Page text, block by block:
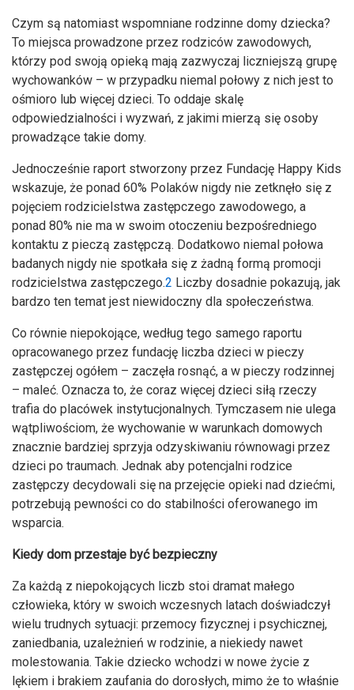
Czym są natomiast wspomniane rodzinne domy dziecka?
To miejsca prowadzone przez rodziców zawodowych,
którzy pod swoją opieką mają zazwyczaj liczniejszą grupę
wychowanków – w przypadku niemal połowy z nich jest to
ośmioro lub więcej dzieci. To oddaje skalę
odpowiedzialności i wyzwań, z jakimi mierzą się osoby
prowadzące takie domy.
Jednocześnie raport stworzony przez Fundację Happy Kids
wskazuje, że ponad 60% Polaków nigdy nie zetknęło się z
pojęciem rodzicielstwa zastępczego zawodowego, a
ponad 80% nie ma w swoim otoczeniu bezpośredniego
kontaktu z pieczą zastępczą. Dodatkowo niemal połowa
badanych nigdy nie spotkała się z żadną formą promocji
rodzicielstwa zastępczego.2 Liczby dosadnie pokazują, jak
bardzo ten temat jest niewidoczny dla społeczeństwa.
Co równie niepokojące, według tego samego raportu
opracowanego przez fundację liczba dzieci w pieczy
zastępczej ogółem – zaczęła rosnąć, a w pieczy rodzinnej
– maleć. Oznacza to, że coraz więcej dzieci siłą rzeczy
trafia do placówek instytucjonalnych. Tymczasem nie ulega
wątpliwościom, że wychowanie w warunkach domowych
znacznie bardziej sprzyja odzyskiwaniu równowagi przez
dzieci po traumach. Jednak aby potencjalni rodzice
zastępczy decydowali się na przejęcie opieki nad dziećmi,
potrzebują pewności co do stabilności oferowanego im
wsparcia.
Kiedy dom przestaje być bezpieczny
Za każdą z niepokojących liczb stoi dramat małego
człowieka, który w swoich wczesnych latach doświadczył
wielu trudnych sytuacji: przemocy fizycznej i psychicznej,
zaniedbania, uzależnień w rodzinie, a niekiedy nawet
molestowania. Takie dziecko wchodzi w nowe życie z
lękiem i brakiem zaufania do dorosłych, mimo że to właśnie